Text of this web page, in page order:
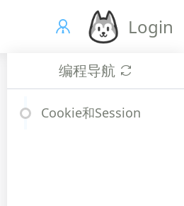
Login
编程导航
Cookie和Session